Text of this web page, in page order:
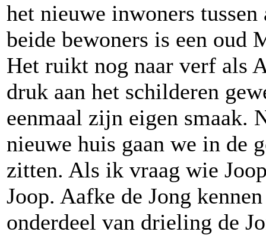
het nieuwe inwoners
beide bewoners is een oud
Het ruikt nog naar verf als
druk aan het schilderen
eenmaal zijn eigen smaak.
nieuwe huis gaan we in de
zitten. Als ik vraag wie
Joop. Aafke de Jong
onderdeel van drieling de